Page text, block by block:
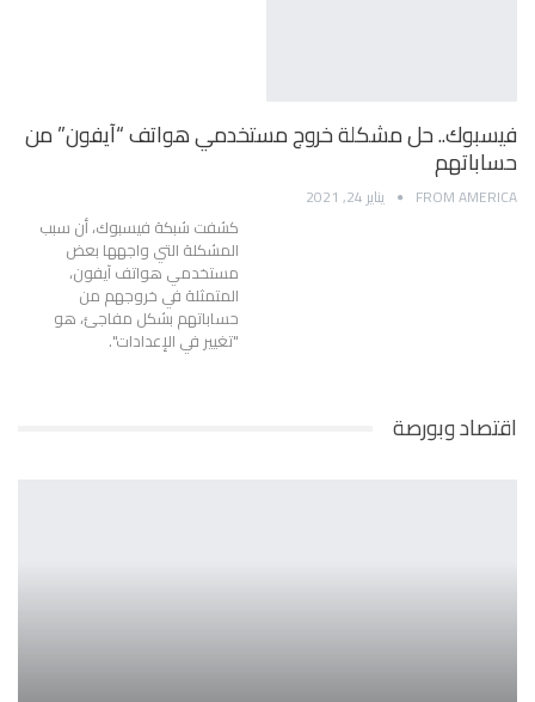
فيسبوك.. حل مشكلة خروج مستخدمي هواتف “آيفون” من
حساباتهم
FROM AMERICA يناير 24, 2021
كشفت شبكة فيسبوك، أن سبب
المشكلة التي واجهها بعض
مستخدمي هواتف آيفون،
المتمثلة في خروجهم من
حساباتهم بشكل مفاجئ، هو
"تغيير في الإعدادات".
اقتصاد وبورصة